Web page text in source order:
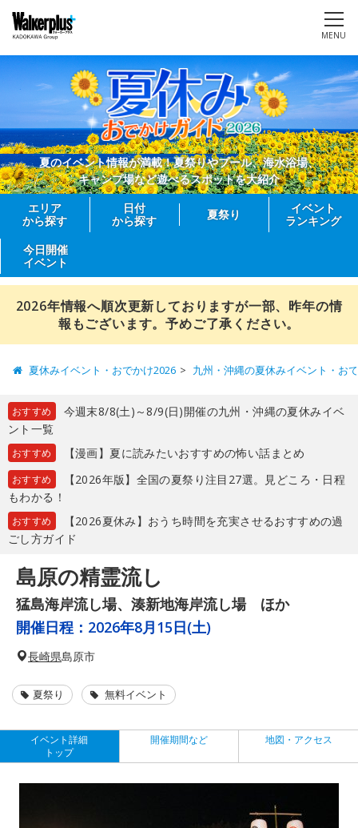
MENU
夏のイベント情報が満載！夏祭りやプール、海水浴場、
キャンプ場など遊べるスポットを大紹介
エリア
から探す
日付
から探す
夏祭り
イベント
ランキング
今日開催
イベント
2026年情報へ順次更新しておりますが一部、昨年の情
報もございます。予めご了承ください。
夏休みイベント・おでかけ2026 九州・沖縄の夏休みイベント・お
おすすめ
今週末8/8(土)～8/9(日)開催の九州・沖縄の夏休みイベ
ント一覧
おすすめ 【漫画】夏に読みたいおすすめの怖い話まとめ
おすすめ
【2026年版】全国の夏祭り注目27選。見どころ・日程
もわかる！
おすすめ
【2026夏休み】おうち時間を充実させるおすすめの過
ごし方ガイド
島原の精霊流し
猛島海岸流し場、湊新地海岸流し場 ほか
開催日程： 2026年8月15日(土)
長崎県島原市
夏祭り 無料イベント
イベント詳細
トップ
開催期間など 地図・アクセス